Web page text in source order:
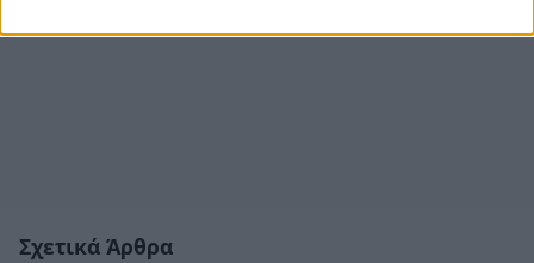
Σχετικά Άρθρα